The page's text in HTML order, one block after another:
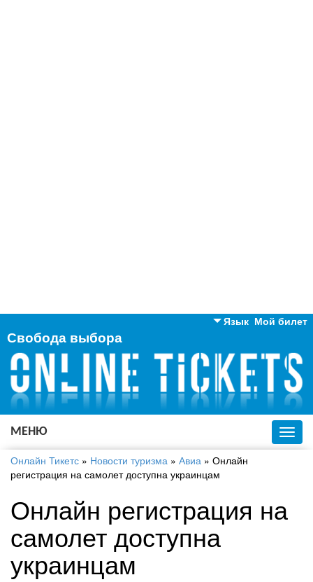
Мой билет
Язык
Английский
Русский
Украинский
Свобода выбора
МЕНЮ
Онлайн Тикетс » Новости туризма » Авиа » Онлайн
регистрация на самолет доступна украинцам
Онлайн регистрация на
самолет доступна
украинцам